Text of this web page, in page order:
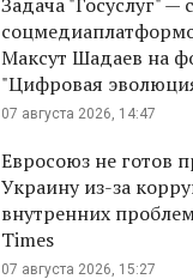
Максут Шадаев на
"Цифровая
07 августа 2026, 14:47
Евросоюз не готов
Украину из-за
внутренних
Times
07 августа 2026, 15:27